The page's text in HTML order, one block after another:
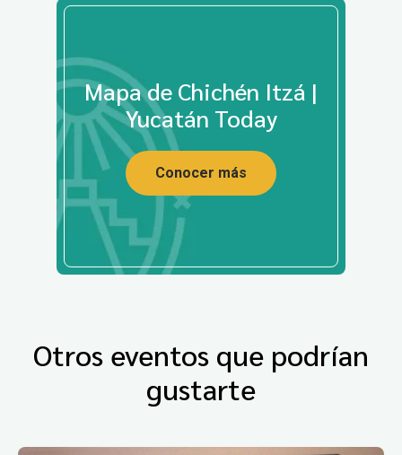
Mapa de Chichén Itzá |
Yucatán Today
Conocer más
Otros eventos que podrían
gustarte